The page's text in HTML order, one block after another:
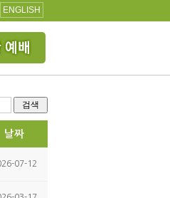
ENGLISH
검색
날짜
07-12